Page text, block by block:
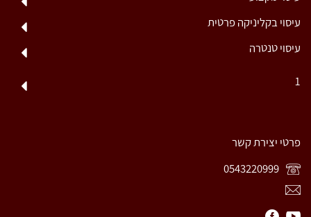
עיסוי בקליניקה פרטית
עיסוי טנטרה
1
פרטי יצירת קשר